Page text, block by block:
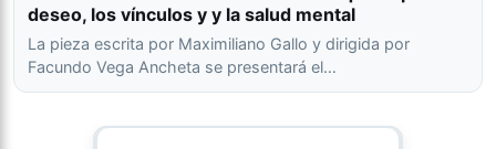
deseo, los vínculos y y la salud mental
La pieza escrita por Maximiliano Gallo y dirigida por
Facundo Vega Ancheta se presentará el…